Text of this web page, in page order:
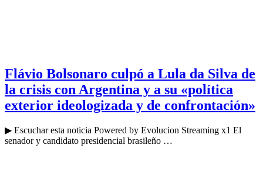
Flávio Bolsonaro culpó a Lula da Silva de
la crisis con Argentina y a su «política
exterior ideologizada y de confrontación»
▶ Escuchar esta noticia Powered by Evolucion Streaming x1 El
senador y candidato presidencial brasileño …